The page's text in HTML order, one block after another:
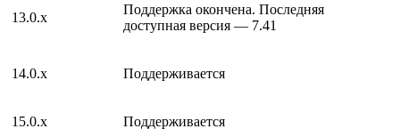
13.0.x
Поддержка окончена. Последняя
доступная версия — 7.41
14.0.x Поддерживается
15.0.x Поддерживается